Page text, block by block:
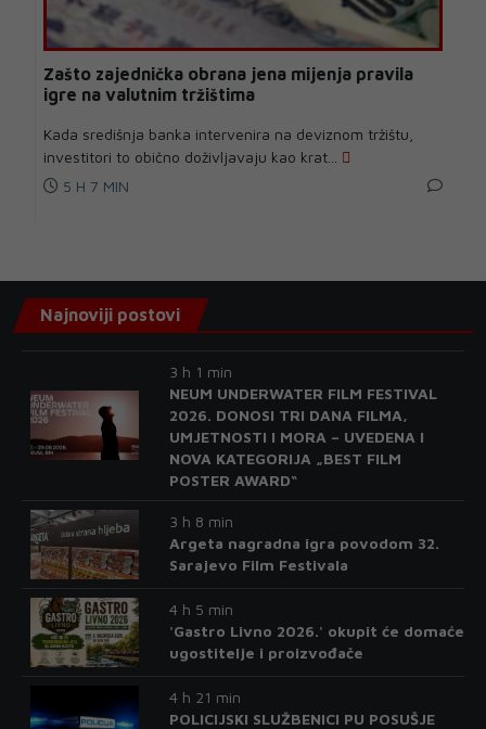
Zašto zajednička obrana jena mijenja pravila
igre na valutnim tržištima
Kada središnja banka intervenira na deviznom tržištu,
investitori to obično doživljavaju kao krat...
5 H 7 MIN
Najnoviji postovi
3 h 1 min
NEUM UNDERWATER FILM FESTIVAL
2026. DONOSI TRI DANA FILMA,
UMJETNOSTI I MORA – UVEDENA I
NOVA KATEGORIJA „BEST FILM
POSTER AWARD“
3 h 8 min
Argeta nagradna igra povodom 32.
Sarajevo Film Festivala
4 h 5 min
'Gastro Livno 2026.' okupit će domaće
ugostitelje i proizvođače
4 h 21 min
POLICIJSKI SLUŽBENICI PU POSUŠJE